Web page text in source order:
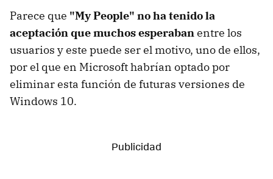
Parece que "My People" no ha tenido la
aceptación que muchos esperabanentre los
usuarios y este puede ser el motivo, uno de ellos,
por el que en Microsoft habrían optado por
eliminar esta función de futuras versiones de
Windows 10.